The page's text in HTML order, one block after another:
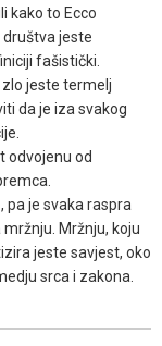
kako to Ecco
jeste
fašistički.
jeste termelj
da je iza svakog
odvojenu od
pa je svaka raspra
Mržnju, koju
jeste savjest, oko
srca i zakona.